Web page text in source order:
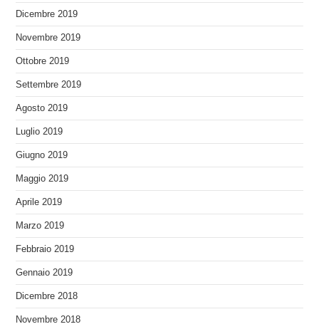
Dicembre 2019
Novembre 2019
Ottobre 2019
Settembre 2019
Agosto 2019
Luglio 2019
Giugno 2019
Maggio 2019
Aprile 2019
Marzo 2019
Febbraio 2019
Gennaio 2019
Dicembre 2018
Novembre 2018